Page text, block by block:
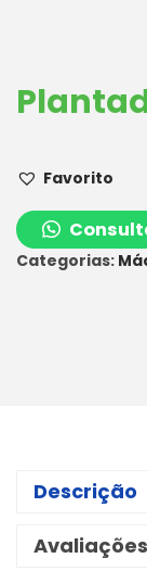
Favorito
Categorias:
Descrição